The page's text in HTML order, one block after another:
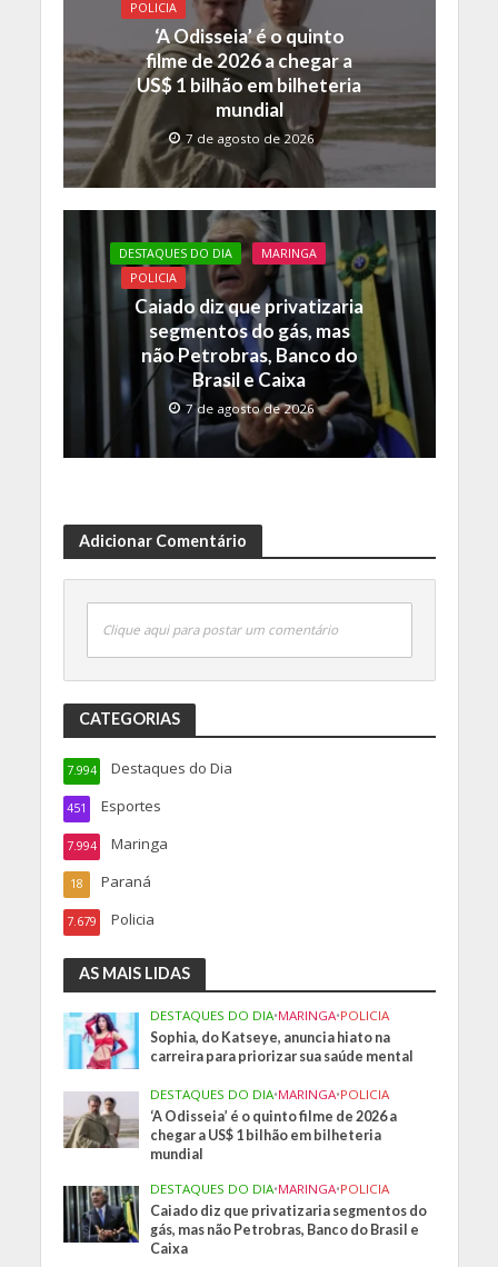
POLICIA
‘A Odisseia’ é o quinto
filme de 2026 a chegar a
US$ 1 bilhão em bilheteria
mundial
7 de agosto de 2026
DESTAQUES DO DIA
MARINGA
POLICIA
Caiado diz que privatizaria
segmentos do gás, mas
não Petrobras, Banco do
Brasil e Caixa
7 de agosto de 2026
Adicionar Comentário
Clique aqui para postar um comentário
CATEGORIAS
Destaques do Dia
7.994
Esportes
451
Maringa
7.994
Paraná
18
Policia
7.679
AS MAIS LIDAS
DESTAQUES DO DIA•MARINGA•POLICIA
Sophia, do Katseye, anuncia hiato na
carreira para priorizar sua saúde mental
DESTAQUES DO DIA•MARINGA•POLICIA
‘A Odisseia’ é o quinto filme de 2026 a
chegar a US$ 1 bilhão em bilheteria
mundial
DESTAQUES DO DIA•MARINGA•POLICIA
Caiado diz que privatizaria segmentos do
gás, mas não Petrobras, Banco do Brasil e
Caixa